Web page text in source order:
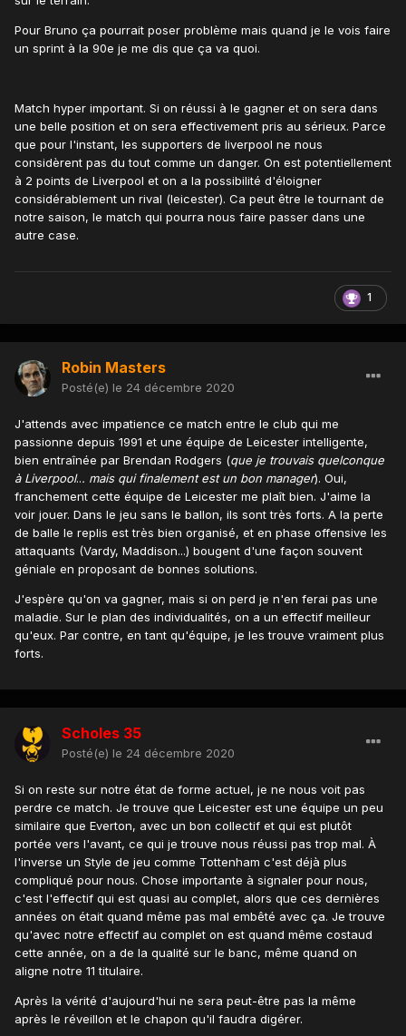
De plus le match et samedi a 13h30 donc c’est très dur à
Pour Bruno ça pourrait poser problème mais quand je le vois faire
un sprint à la 90e je me dis que ça va quoi.
Match hyper important. Si on réussi à le gagner et on sera dans
une belle position et on sera effectivement pris au sérieux. Parce
que pour l'instant, les supporters de liverpool ne nous
considèrent pas du tout comme un danger. On est potentiellement
à 2 points de Liverpool et on a la possibilité d'éloigner
considérablement un rival (leicester). Ca peut être le tournant de
notre saison, le match qui pourra nous faire passer dans une
autre case.
1
Robin Masters
Posté(e) le 24 décembre 2020
J'attends avec impatience ce match entre le club qui me
passionne depuis 1991 et une équipe de Leicester intelligente,
bien entraînée par Brendan Rodgers (que je trouvais quelconque
à Liverpool... mais qui finalement est un bon manager). Oui,
franchement cette équipe de Leicester me plaît bien. J'aime la
voir jouer. Dans le jeu sans le ballon, ils sont très forts. A la perte
de balle le replis est très bien organisé, et en phase offensive les
attaquants (Vardy, Maddison...) bougent d'une façon souvent
géniale en proposant de bonnes solutions.
J'espère qu'on va gagner, mais si on perd je n'en ferai pas une
maladie. Sur le plan des individualités, on a un effectif meilleur
qu'eux. Par contre, en tant qu'équipe, je les trouve vraiment plus
forts.
Scholes 35
Posté(e) le 24 décembre 2020
Si on reste sur notre état de forme actuel, je ne nous voit pas
perdre ce match. Je trouve que Leicester est une équipe un peu
similaire que Everton, avec un bon collectif et qui est plutôt
portée vers l'avant, ce qui je trouve nous réussi pas trop mal. À
l'inverse un Style de jeu comme Tottenham c'est déjà plus
compliqué pour nous. Chose importante à signaler pour nous,
c'est l'effectif qui est quasi au complet, alors que ces dernières
années on était quand même pas mal embêté avec ça. Je trouve
qu'avec notre effectif au complet on est quand même costaud
cette année, on a de la qualité sur le banc, même quand on
aligne notre 11 titulaire.
Après la vérité d'aujourd'hui ne sera peut-être pas la même
après le réveillon et le chapon qu'il faudra digérer.